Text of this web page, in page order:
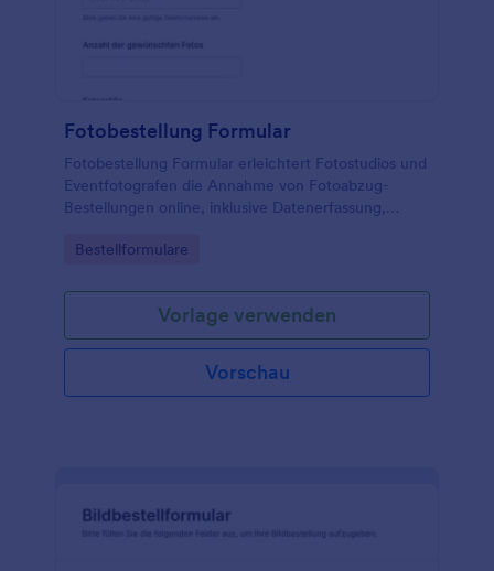
Fotobestellung Formular
Fotobestellung Formular erleichtert Fotostudios und
Eventfotografen die Annahme von Fotoabzug-
Bestellungen online, inklusive Datenerfassung,
Formularantwort in Jotform.
Go to Category:
Bestellformulare
Vorlage verwenden
Vorschau